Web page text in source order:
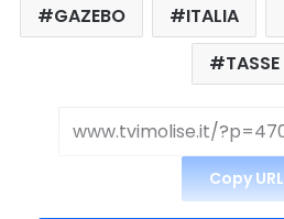
GAZEBO ITALIA
TASSE
Copy URL